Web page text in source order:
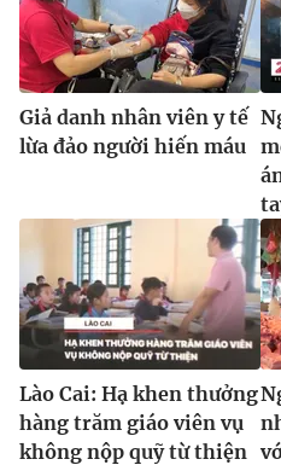
Giả danh nhân viên y tế
lừa đảo người hiến máu
Lào Cai: Hạ khen thưởng
hàng trăm giáo viên vụ
không nộp quỹ từ thiện